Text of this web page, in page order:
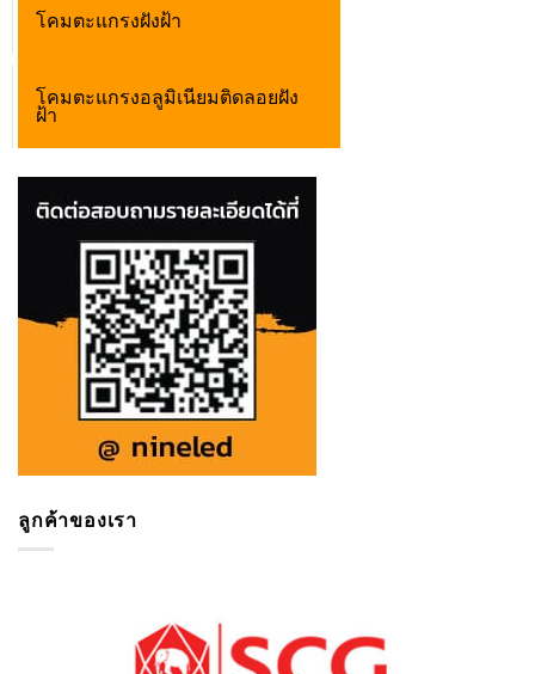
โคมตะแกรงฝังฝ้า
โคมตะแกรงอลูมิเนียมติดลอยฝัง
ฝ้า
ลูกค้าของเรา